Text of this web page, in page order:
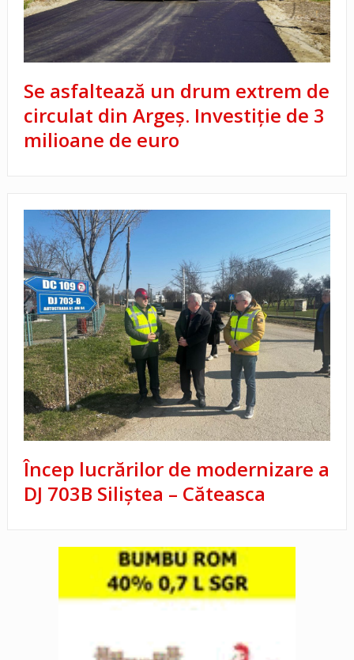
Se asfaltează un drum extrem de
circulat din Argeș. Investiție de 3
milioane de euro
Încep lucrărilor de modernizare a
DJ 703B Siliștea – Căteasca